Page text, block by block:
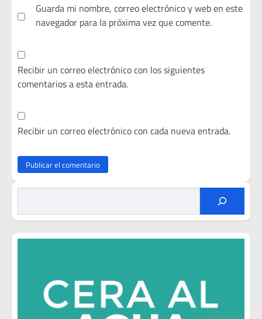
Guarda mi nombre, correo electrónico y web en este
navegador para la próxima vez que comente.
Recibir un correo electrónico con los siguientes
comentarios a esta entrada.
Recibir un correo electrónico con cada nueva entrada.